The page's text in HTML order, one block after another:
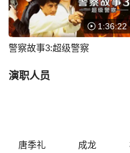
大战一触即发！
1:36:22
警察故事3:超级警察
演职人员
唐季礼 成龙